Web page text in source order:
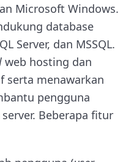
Microsoft Windows.
database
Server, dan MSSQL.
web hosting dan
serta menawarkan
pengguna
Beberapa fitur